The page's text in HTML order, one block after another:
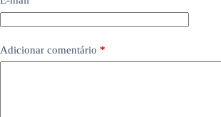
Adicionar comentário *